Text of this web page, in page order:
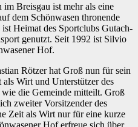
Breisgau ist mehr als eine
dem Schönwasen thronende
Heimat des Sportclubs Gutach-
genutzt. Seit 1992 ist Silvio
Hof.
Rötzer hat Groß nun für sein
als Wirt und Unterstützer des
die Gemeinde mitteilt. Groß
zweiter Vorsitzender des
Zeit als Wirt nur für eine kurze
Hof erfreue sich über